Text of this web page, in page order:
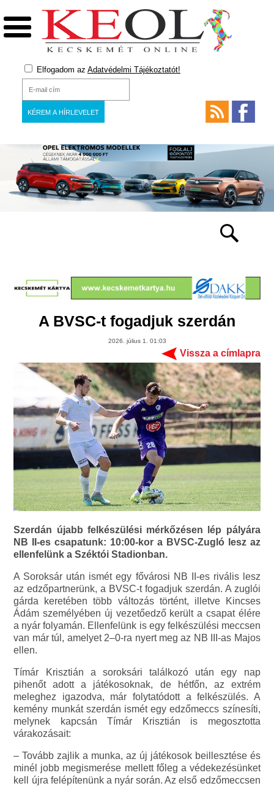
Elfogadom az Adatvédelmi Tájékoztatót!
A BVSC-t fogadjuk szerdán
2026. július 1. 01:03
Vissza a címlapra
Szerdán újabb felkészülési mérkőzésen lép pályára
NB II-es csapatunk: 10:00-kor a BVSC-Zugló lesz az
ellenfelünk a Széktói Stadionban.
A Soroksár után ismét egy fővárosi NB II-es rivális lesz
az edzőpartnerünk, a BVSC-t fogadjuk szerdán. A zuglói
gárda keretében több változás történt, illetve Kincses
Ádám személyében új vezetőedző került a csapat élére
a nyár folyamán. Ellenfelünk is egy felkészülési meccsen
van már túl, amelyet 2–0-ra nyert meg az NB III-as Majos
ellen.
Tímár Krisztián a soroksári találkozó után egy nap
pihenőt adott a játékosoknak, de hétfőn, az extrém
meleghez igazodva, már folytatódott a felkészülés. A
kemény munkát szerdán ismét egy edzőmeccs színesíti,
melynek kapcsán Tímár Krisztián is megosztotta
várakozásait:
– Tovább zajlik a munka, az új játékosok beillesztése és
minél jobb megismerése mellett főleg a védekezésünket
kell újra felépítenünk a nyár során. Az első edzőmeccsen